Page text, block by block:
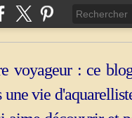
voyageur : ce
une vie